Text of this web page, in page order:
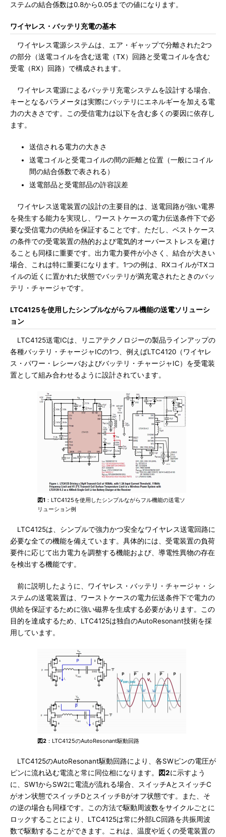
ステムの結合係数は0.8から0.05までの値になります。
ワイヤレス・バッテリ充電の基本
ワイヤレス電源システムは、エア・ギャップで分離された2つ
の部分（送電コイルを含む送電（TX）回路と受電コイルを含む
受電（RX）回路）で構成されます。
ワイヤレス電源によるバッテリ充電システムを設計する場合、
キーとなるパラメータは実際にバッテリにエネルギーを加える電
力の大きさです。この受信電力は以下を含む多くの要因に依存し
ます。
送信される電力の大きさ
送電コイルと受電コイルの間の距離と位置（一般にコイル
間の結合係数で表される）
送電部品と受電部品の許容誤差
ワイヤレス送電装置の設計の主要目的は、送電回路が強い電界
を発生する能力を実現し、ワーストケースの電力伝送条件下で必
要な受信電力の供給を保証することです。ただし、ベストケース
の条件での受電装置の熱的および電気的オーバーストレスを避け
ることも同様に重要です。出力電力要件が小さく、結合が大きい
場合、これは特に重要になります。1つの例は、RXコイルがTXコ
イルの近くに置かれた状態でバッテリが満充電されたときのバッ
テリ・チャージャです。
LTC4125を使用したシンプルながらフル機能の送電ソリューシ
ョン
LTC4125送電ICは、リニアテクノロジーの製品ラインアップの
各種バッテリ・チャージャICの1つ、例えばLTC4120（ワイヤレ
ス・パワー・レシーバおよびバッテリ・チャージャIC）を受電装
置として組み合わせるように設計されています。
図1 ：LTC4125を使用したシンプルながらフル機能の送電ソ
リューション例
LTC4125は、シンプルで強力かつ安全なワイヤレス送電回路に
必要な全ての機能を備えています。具体的には、受電装置の負荷
要件に応じて出力電力を調整する機能および、導電性異物の存在
を検出する機能です。
前に説明したように、ワイヤレス・バッテリ・チャージャ・シ
ステムの送電装置は、ワーストケースの電力伝送条件下で電力の
供給を保証するために強い磁界を生成する必要があります。この
目的を達成するため、LTC4125は独自のAutoResonant技術を採
用しています。
図2 ：LTC4125のAutoResonant駆動回路
LTC4125のAutoResonant駆動回路により、各SWピンの電圧が
ピンに流れ込む電流と常に同位相になります。
図2に示すよう
に、SW1からSW2に電流が流れる場合、スイッチAとスイッチC
がオン状態でスイッチDとスイッチBがオフ状態です。また、そ
の逆の場合も同様です。この方法で駆動周波数をサイクルごとに
ロックすることにより、LTC4125は常に外部LC回路を共振周波
数で駆動することができます。これは、温度や近くの受電装置の